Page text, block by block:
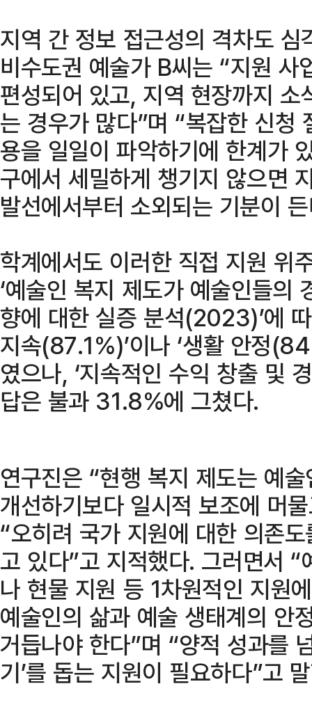
지역 간 정보 접근성의 격차도
비수도권 예술가 B씨는 “지원 사
편성되어 있고, 지역 현장까지
는 경우가 많다”며 “복잡한 신청
용을 일일이 파악하기에 한계가
구에서 세밀하게 챙기지 않으면
발선에서부터 소외되는 기분이
학계에서도 이러한 직접 지원 위
‘예술인 복지 제도가 예술인들의
향에 대한 실증 분석(2023)’에
지속(87.1%)’이나 ‘생활 안정
였으나, ‘지속적인 수익 창출 및
답은 불과 31.8%에 그쳤다.
연구진은 “현행 복지 제도는 예
개선하기보다 일시적 보조에 머
“오히려 국가 지원에 대한 의존
고 있다”고 지적했다. 그러면서
나 현물 지원 등 1차원적인 지원
예술인의 삶과 예술 생태계의 안
거듭나야 한다”며 “양적 성과를
기’를 돕는 지원이 필요하다”고